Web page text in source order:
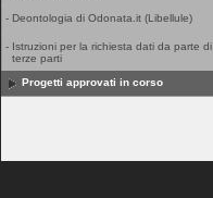
- Deontologia di Odonata.it (Libellule)
- Istruzioni per la richiesta dati da parte di
terze parti
Progetti approvati in corso